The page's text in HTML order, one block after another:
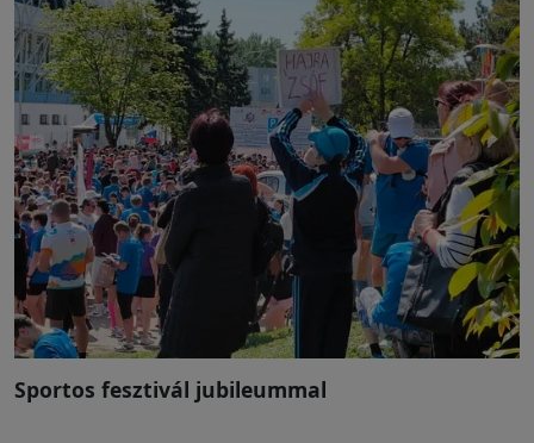
Sportos fesztivál jubileummal